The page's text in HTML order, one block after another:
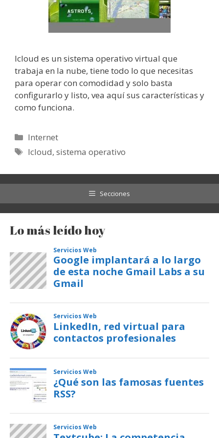
Icloud es un sistema operativo virtual que
trabaja en la nube, tiene todo lo que necesitas
para operar con comodidad y solo basta
configurarlo y listo, vea aquí sus características y
como funciona.
Categorías
Internet
Etiquetas
Icloud,sistema operativo
Secciones
Lo más leído hoy